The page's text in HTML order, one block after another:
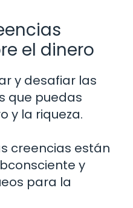
el dinero
y desafiar las
que puedas
y la riqueza.
creencias están
y
para la